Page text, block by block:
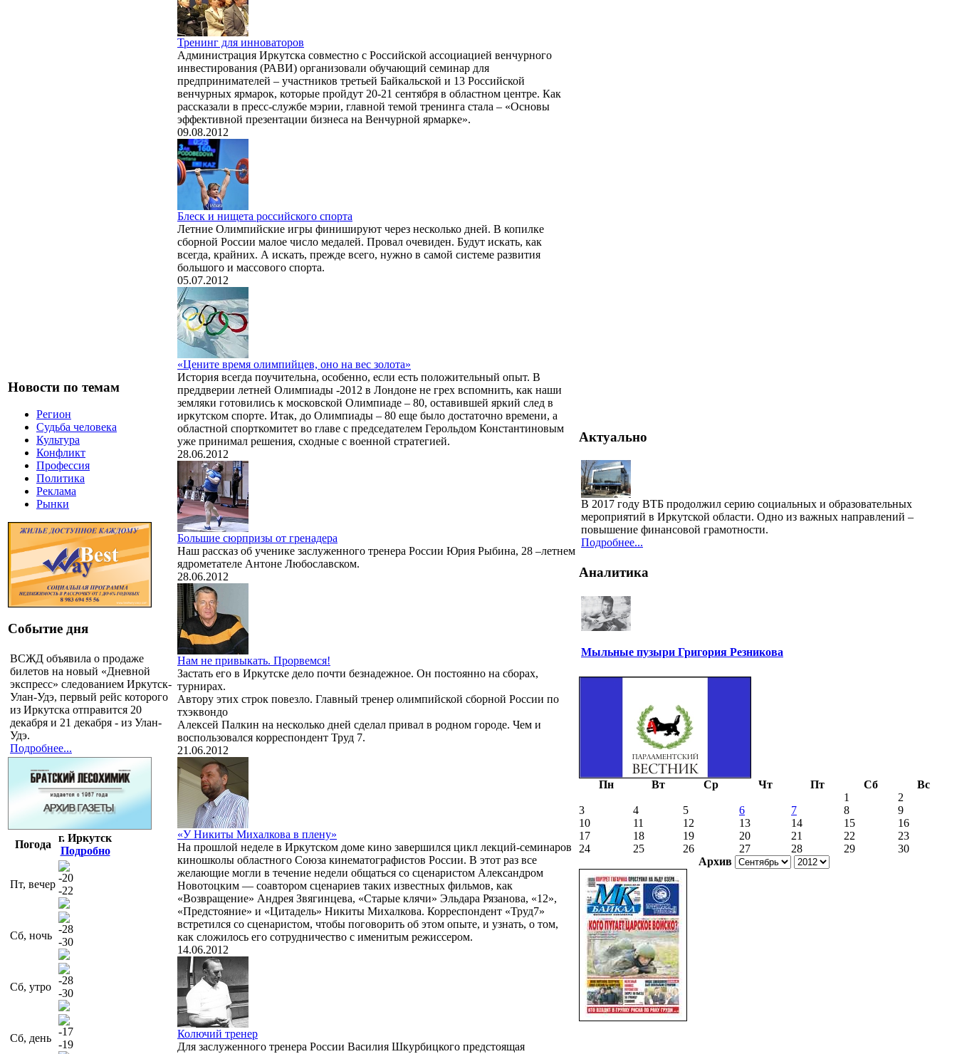
Новости по темам
Регион
Судьба человека
Культура
Конфликт
Профессия
Политика
Реклама
Рынки
Событие дня
ВСЖД объявила о продаже
билетов на новый «Дневной
экспресс» следованием Иркутск-
Улан-Удэ, первый рейс которого
из Иркутска отправится 20
декабря и 21 декабря - из Улан-
Удэ.
Подробнее...
Погода
г. Иркутск
Подробно
Пт, вечер
-20
-22
Сб, ночь
-28
-30
Сб, утро
-28
-30
Сб, день
-17
-19
Тренинг для инноваторов
Администрация Иркутска совместно с Российской ассоциацией венчурного
инвестирования (РАВИ) организовали обучающий семинар для
предпринимателей – участников третьей Байкальской и 13 Российской
венчурных ярмарок, которые пройдут 20-21 сентября в областном центре. Как
рассказали в пресс-службе мэрии, главной темой тренинга стала – «Основы
эффективной презентации бизнеса на Венчурной ярмарке».
09.08.2012
Блеск и нищета российского спорта
Летние Олимпийские игры финишируют через несколько дней. В копилке
сборной России малое число медалей. Провал очевиден. Будут искать, как
всегда, крайних. А искать, прежде всего, нужно в самой системе развития
большого и массового спорта.
05.07.2012
«Цените время олимпийцев, оно на вес золота»
История всегда поучительна, особенно, если есть положительный опыт. В
преддверии летней Олимпиады -2012 в Лондоне не грех вспомнить, как наши
земляки готовились к московской Олимпиаде – 80, оставившей яркий след в
иркутском спорте. Итак, до Олимпиады – 80 еще было достаточно времени, а
областной спорткомитет во главе с председателем Герольдом Константиновым
уже принимал решения, сходные с военной стратегией.
28.06.2012
Большие сюрпризы от гренадера
Наш рассказ об ученике заслуженного тренера России Юрия Рыбина, 28 –летнем
ядрометателе Антоне Любославском.
28.06.2012
Нам не привыкать. Прорвемся!
Застать его в Иркутске дело почти безнадежное. Он постоянно на сборах,
турнирах.
Автору этих строк повезло. Главный тренер олимпийской сборной России по
тхэквондо
Алексей Палкин на несколько дней сделал привал в родном городе. Чем и
воспользовался корреспондент Труд 7.
21.06.2012
«У Никиты Михалкова в плену»
На прошлой неделе в Иркутском доме кино завершился цикл лекций-семинаров
киношколы областного Союза кинематографистов России. В этот раз все
желающие могли в течение недели общаться со сценаристом Александром
Новотоцким — соавтором сценариев таких известных фильмов, как
«Возвращение» Андрея Звягинцева, «Старые клячи» Эльдара Рязанова, «12»,
«Предстояние» и «Цитадель» Никиты Михалкова. Корреспондент «Труд7»
встретился со сценаристом, чтобы поговорить об этом опыте, и узнать, о том,
как сложилось его сотрудничество с именитым режиссером.
14.06.2012
Колючий тренер
Для заслуженного тренера России Василия Шкурбицкого предстоящая
Актуально
В 2017 году ВТБ продолжил серию социальных и образовательных
мероприятий в Иркутской области. Одно из важных направлений –
повышение финансовой грамотности.
Подробнее...
Аналитика
Мыльные пузыри Григория Резникова
Пн Вт Ср Чт Пт Сб
Вс
1
2
3
4 5 6 7 8
9
10
11 12 13 14 15
16
17
18 19 20 21 22
23
24
25 26 27 28 29
30
Архив